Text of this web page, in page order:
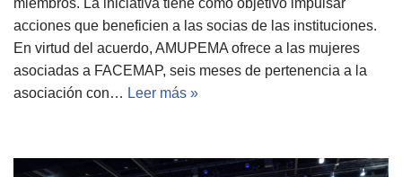
miembros. La iniciativa tiene como objetivo impulsar
acciones que beneficien a las socias de las instituciones.
En virtud del acuerdo, AMUPEMA ofrece a las mujeres
asociadas a FACEMAP, seis meses de pertenencia a la
asociación con… Leer más »